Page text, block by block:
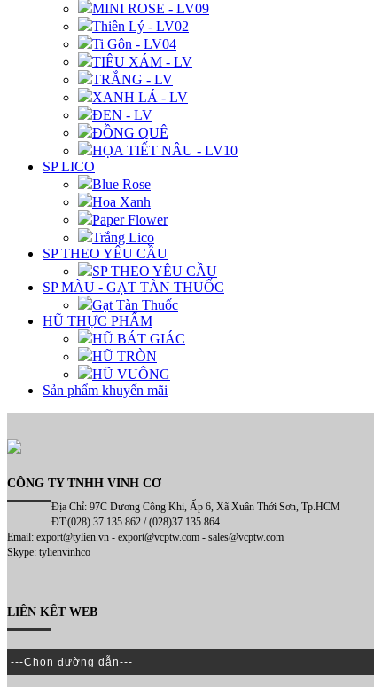
MINI ROSE - LV09
Thiên Lý - LV02
Ti Gôn - LV04
TIÊU XÁM - LV
TRẮNG - LV
XANH LÁ - LV
ĐEN - LV
ĐỒNG QUÊ
HỌA TIẾT NÂU - LV10
SP LICO
Blue Rose
Hoa Xanh
Paper Flower
Trắng Lico
SP THEO YÊU CẦU
SP THEO YÊU CẦU
SP MÀU - GẠT TÀN THUỐC
Gạt Tàn Thuốc
HŨ THỰC PHẨM
HŨ BÁT GIÁC
HŨ TRÒN
HŨ VUÔNG
Sản phẩm khuyến mãi
CÔNG TY TNHH VINH CƠ
Địa Chỉ: 97C Dương Công Khi, Ấp 6, Xã Xuân Thới Sơn, Tp.HCM
ĐT:(028) 37.135.862 / (028)37.135.864
Email: export@tylien.vn - export@vcptw.com - sales@vcptw.com
Skype: tylienvinhco
LIÊN KẾT WEB